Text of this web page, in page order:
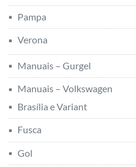
Pampa
Verona
Manuais – Gurgel
Manuais – Volkswagen
Brasília e Variant
Fusca
Gol